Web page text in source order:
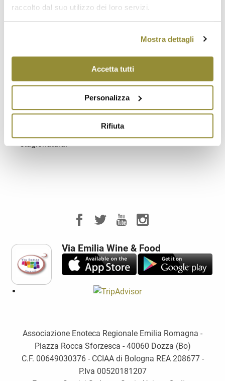
raccolto dal suo utilizzo dei loro servizi.
Mostra dettagli
Accetta tutti
Personalizza
Rifiuta
fragrante, caratteristico con note floreali e fruttate e
Spuma: fine e persistente.
Titolo alcolometrico volumico totale minimo:
11,00%.
Temperatura di degustazione: 8°C.
stagionatura.
Via Emilia Wine & Food
Associazione Enoteca Regionale Emilia Romagna -
Piazza Rocca Sforzesca - 40060 Dozza (Bo)
C.F. 00649030376 - CCIAA di Bologna REA 208677 -
P.Iva 00520181207